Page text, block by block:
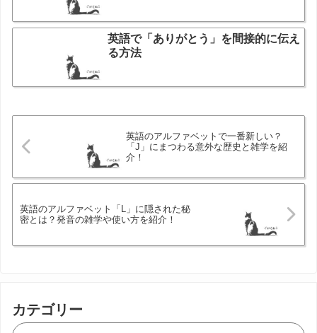
英語で「ありがとう」を間接的に伝え
る方法
英語のアルファベットで一番新しい？
「J」にまつわる意外な歴史と雑学を紹
介！
英語のアルファベット「L」に隠された秘
密とは？発音の雑学や使い方を紹介！
カテゴリー